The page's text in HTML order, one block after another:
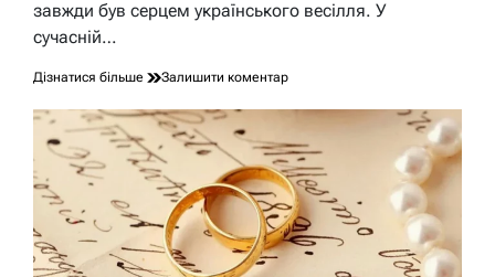
завжди був серцем українського весілля. У
сучасній…
Дізнатися більше Залишити коментардо
можна
весільний
рушник
бісером:
традиції
та
сучасний